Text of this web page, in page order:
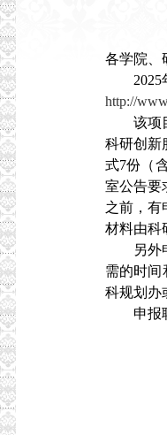
各学院、
2025
http://
该项
科研创新
式7份（
室公告要
之前，有
材料由科
另外
需的时间
科规划办
申报